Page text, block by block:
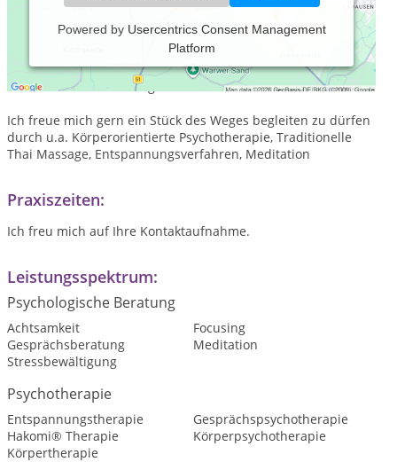
Powered by Usercentrics Consent Management
Platform
Kontakt zu sich selber finden - in Ihre Kraft kommen - Ihre
Potentiale wecken - das geschieht auf den
unterschiedlichsten Wegen - und wir finden Ihren.
Ich freue mich gern ein Stück des Weges begleiten zu dürfen
durch u.a. Körperorientierte Psychotherapie, Traditionelle
Thai Massage, Entspannungsverfahren, Meditation
Praxiszeiten:
Ich freu mich auf Ihre Kontaktaufnahme.
Leistungsspektrum:
Psychologische Beratung
Achtsamkeit
Focusing
Gesprächsberatung
Meditation
Stressbewältigung
Psychotherapie
Entspannungstherapie
Gesprächspsychotherapie
Hakomi® Therapie
Körperpsychotherapie
Körpertherapie